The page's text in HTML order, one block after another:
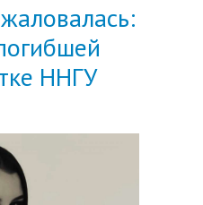
ННГУ